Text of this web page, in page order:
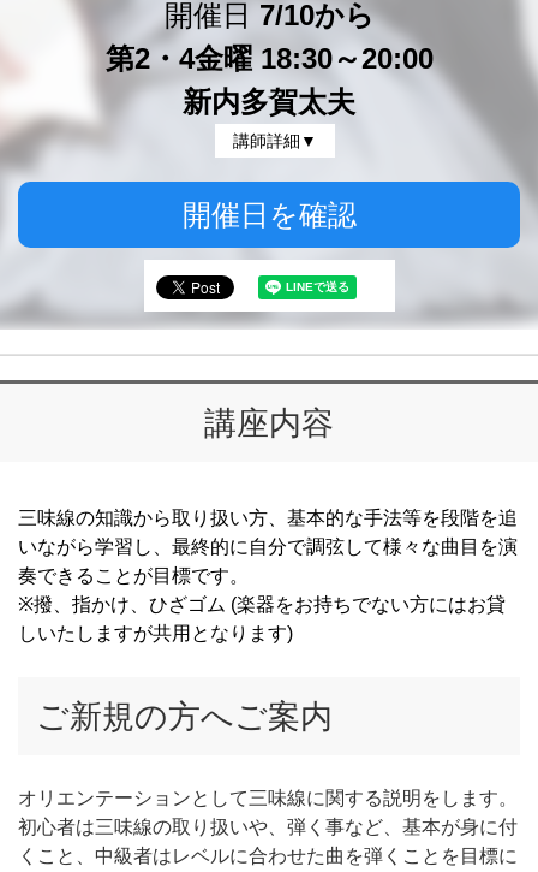
開催日 7/10から
第2・4金曜 18:30～20:00
新内多賀太夫
講師詳細▼
開催日を確認
講座内容
三味線の知識から取り扱い方、基本的な手法等を段階を追
いながら学習し、最終的に自分で調弦して様々な曲目を演
奏できることが目標です。
※撥、指かけ、ひざゴム (楽器をお持ちでない方にはお貸
しいたしますが共用となります)
ご新規の方へご案内
オリエンテーションとして三味線に関する説明をします。
初心者は三味線の取り扱いや、弾く事など、基本が身に付
くこと、中級者はレベルに合わせた曲を弾くことを目標に